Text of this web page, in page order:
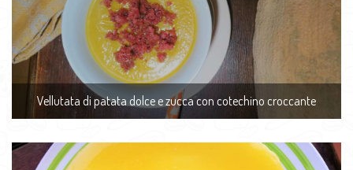
Vellutata di patata dolce e zucca con cotechino croccante